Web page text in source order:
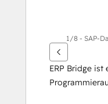
1/8 - SAP-
ERP Bridge ist